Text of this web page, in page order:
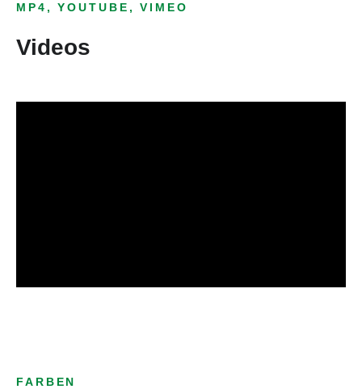
MP4, YOUTUBE, VIMEO
Videos
FARBEN